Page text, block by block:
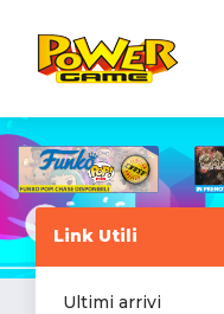
Link Utili
Ultimi arrivi